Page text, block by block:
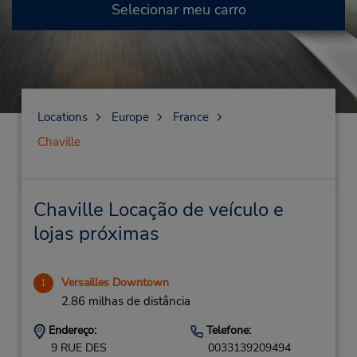
Selecionar meu carro
Locations Europe
France
Chaville
Chaville Locação de veículo e
lojas próximas
1 Versailles Downtown
2.86 milhas de distância
Endereço:
9 RUE DES
Telefone:
0033139209494